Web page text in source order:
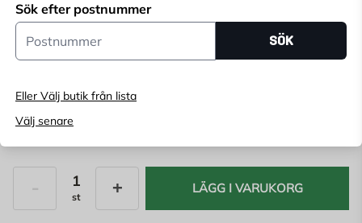
Sök efter postnummer
Postnummer
SÖK
Eller Välj butik från lista
Välj senare
Välj butik för att se lagerstatus
Köp online, boka leverans i kassan
st
LÄGG I VARUKORG